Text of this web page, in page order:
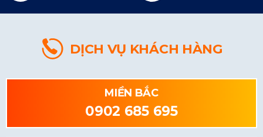
DỊCH VỤ KHÁCH HÀNG
MIỀN BẮC
0902 685 695